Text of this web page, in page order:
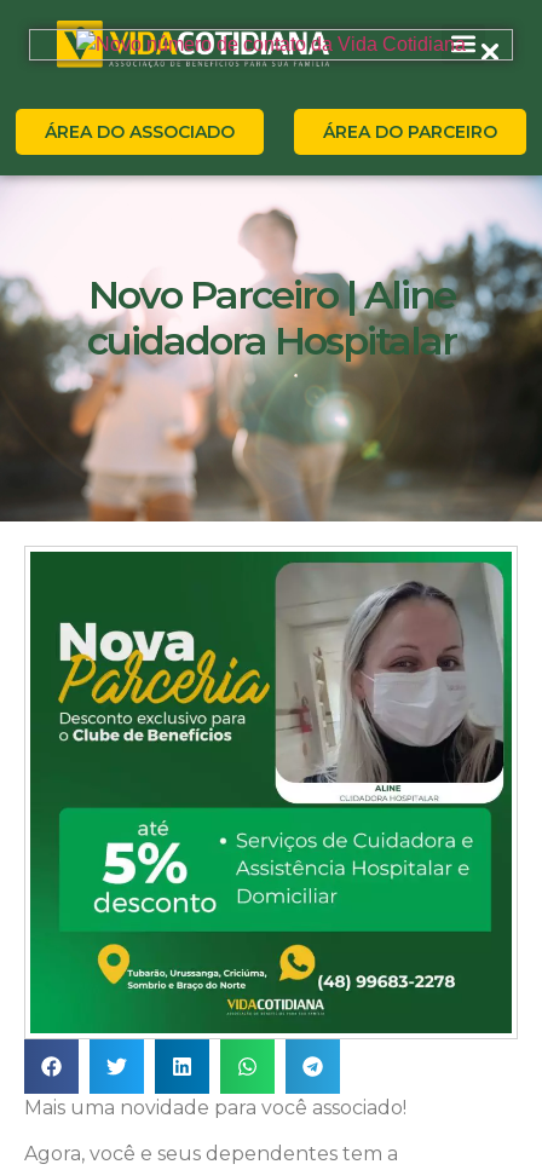
ÁREA DO ASSOCIADO ÁREA DO PARCEIRO
Novo Parceiro | Aline
cuidadora Hospitalar
Mais uma novidade para você associado!
Agora, você e seus dependentes tem a